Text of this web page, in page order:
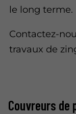
le long terme.
Contactez-
travaux de
Couvreurs de